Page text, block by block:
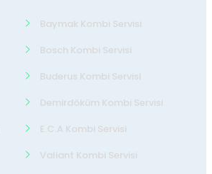
Baymak Kombi Servisi
Bosch Kombi Servisi
Buderus Kombi Servisi
Demirdöküm Kombi Servisi
E.C.A Kombi Servisi
Valiant Kombi Servisi